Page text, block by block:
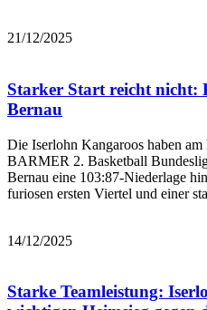
21/12/2025
Starker Start reicht nicht:
Bernau
Die Iserlohn Kangaroos haben
BARMER 2. Basketball
Bernau eine 103:87-Niederlage
furiosen ersten Viertel und einer
14/12/2025
Starke Teamleistung: